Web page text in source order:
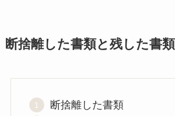
断捨離した書類と残した書類
断捨離した書類